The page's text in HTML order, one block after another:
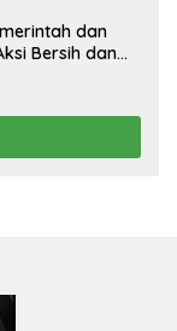
dan
Bersih dan